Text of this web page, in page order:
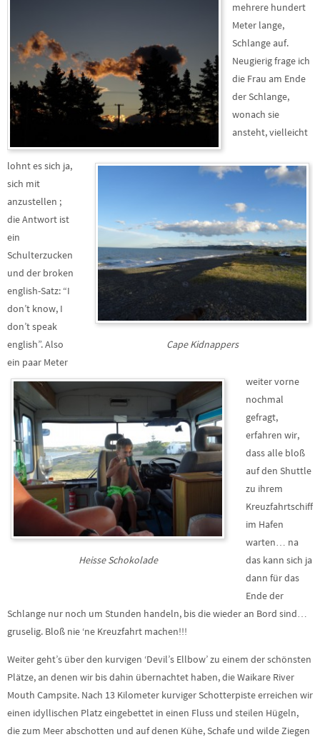
Cape Kidnappers
Heisse Schokolade
mehrere hundert
Meter lange,
Schlange auf.
Neugierig frage ich
die Frau am Ende
der Schlange,
wonach sie
ansteht, vielleicht
lohnt es sich ja,
sich mit
anzustellen ;
die Antwort ist
ein
Schulterzucken
und der broken
english-Satz: “I
don’t know, I
don’t speak
english”. Also
ein paar Meter
weiter vorne
nochmal
gefragt,
erfahren wir,
dass alle bloß
auf den Shuttle
zu ihrem
Kreuzfahrtschiff
im Hafen
warten… na
das kann sich ja
dann für das
Ende der
Schlange nur noch um Stunden handeln, bis die wieder an Bord sind…
gruselig. Bloß nie ‘ne Kreuzfahrt machen!!!
Weiter geht’s über den kurvigen ‘Devil’s Ellbow’ zu einem der schönsten
Plätze, an denen wir bis dahin übernachtet haben, die Waikare River
Mouth Campsite. Nach 13 Kilometer kurviger Schotterpiste erreichen wir
einen idyllischen Platz eingebettet in einen Fluss und steilen Hügeln,
die zum Meer abschotten und auf denen Kühe, Schafe und wilde Ziegen